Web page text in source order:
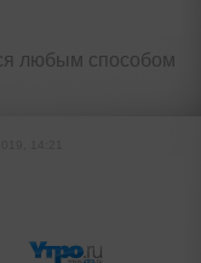
любым способом